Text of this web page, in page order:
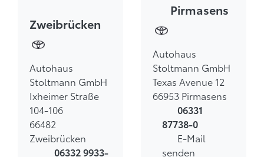
Zweibrücken
Autohaus
Stoltmann GmbH
Ixheimer Straße
104-106
66482
Zweibrücken
06332 9933-
Pirmasens
Autohaus
Stoltmann GmbH
Texas Avenue 12
66953 Pirmasens
06331
87738-0
E-Mail
senden